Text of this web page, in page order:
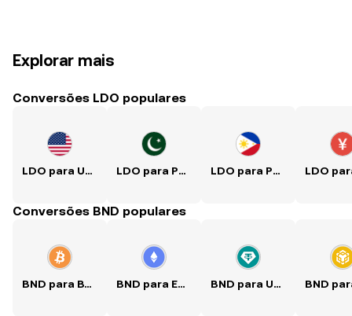
Explorar mais
Conversões LDO populares
LDO para USD LDO para PKR LDO para PHP
Conversões BND populares
BND para BTC BND para ETH BND para USDT